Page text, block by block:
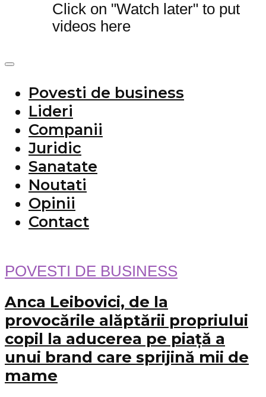
Click on "Watch later" to put
videos here
Povesti de business
Lideri
Companii
Juridic
Sanatate
Noutati
Opinii
Contact
POVESTI DE BUSINESS
Anca Leibovici, de la
provocările alăptării propriului
copil la aducerea pe piață a
unui brand care sprijină mii de
mame